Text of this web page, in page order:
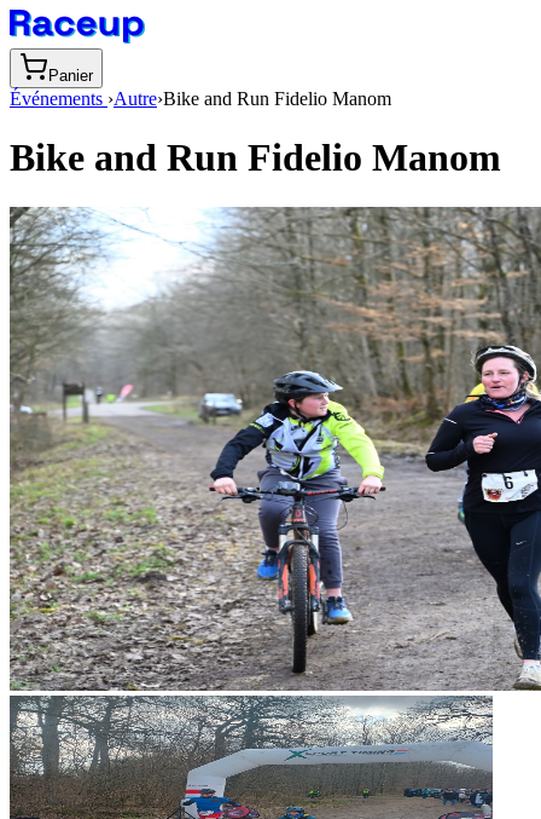
Panier
Événements ›Autre›Bike and Run Fidelio Manom
Bike and Run Fidelio Manom